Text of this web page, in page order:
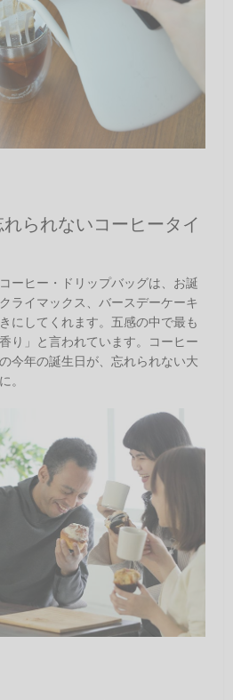
られないコーヒータイ
ーヒー・ドリップバッグは、お誕
ライマックス、バースデーケーキ
にしてくれます。五感の中で最も
り」と言われています。コーヒー
今年の誕生日が、忘れられない大
。